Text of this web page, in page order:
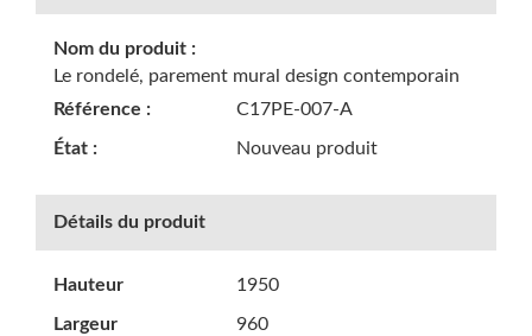
Nom du produit :
Le rondelé, parement mural design contemporain
Référence :
C17PE-007-A
État : Nouveau produit
Détails du produit
Hauteur 1950
Largeur 960